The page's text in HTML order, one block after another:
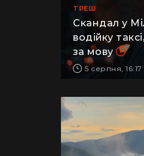
ТРЕШ
Скандал у
водійку
за мову
5 серпня, 16:17